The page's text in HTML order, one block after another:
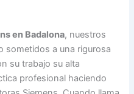
en Badalona, nuestros
sometidos a una rigurosa
su trabajo su alta
profesional haciendo